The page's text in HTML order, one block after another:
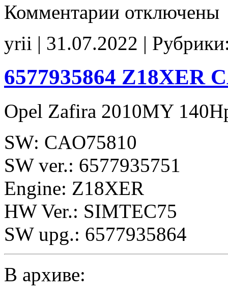
Комментарии записи
6577935864
6577935654
Stage1
E2
FANcorr
отключены
yrii | 31.07.2022 |
6577935864 Z18XER
Opel Zafira 2010MY
SW: CAO75810
SW ver.: 6577935751
Engine: Z18XER
HW Ver.: SIMTEC75
SW upg.: 6577935864
В архиве: